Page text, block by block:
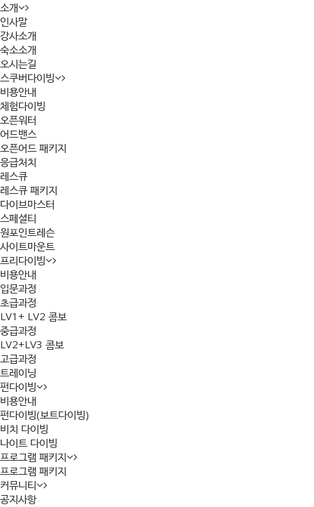
소개
인사말
강사소개
숙소소개
오시는길
스쿠버다이빙
비용안내
체험다이빙
오픈워터
어드밴스
오픈어드 패키지
응급처치
레스큐
레스큐 패키지
다이브마스터
스페셜티
원포인트레슨
사이트마운트
프리다이빙
비용안내
입문과정
초급과정
LV1+ LV2 콤보
중급과정
LV2+LV3 콤보
고급과정
트레이닝
펀다이빙
비용안내
펀다이빙(보트다이빙)
비치 다이빙
나이트 다이빙
프로그램 패키지
프로그램 패키지
커뮤니티
공지사항